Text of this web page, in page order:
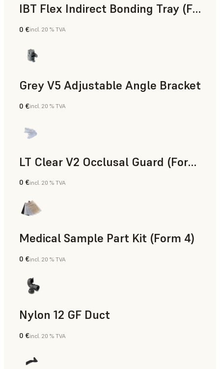
IBT Flex Indirect Bonding Tray (Form 4)
Dentaire
0 €incl. 20 % TVA
Grey V5 Adjustable Angle Bracket
Résine standard
0 €incl. 20 % TVA
LT Clear V2 Occlusal Guard (Form 4)
Dentaire
0 €incl. 20 % TVA
Medical Sample Part Kit (Form 4)
Médical
0 €incl. 20 % TVA
Nylon 12 GF Duct
Poudre SLS
0 €incl. 20 % TVA